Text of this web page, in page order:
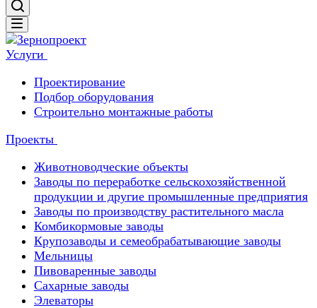
Услуги
Проектирование
Подбор оборудования
Строительно монтажные работы
Проекты
Животноводческие объекты
Заводы по переработке сельскохозяйственной
продукции и другие промышленные предприятия
Заводы по производству растительного масла
Комбикормовые заводы
Крупозаводы и семеобрабатывающие заводы
Мельницы
Пивоваренные заводы
Сахарные заводы
Элеваторы